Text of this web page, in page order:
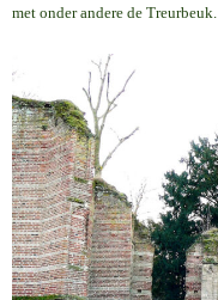
met onder andere de Treurbeuk.